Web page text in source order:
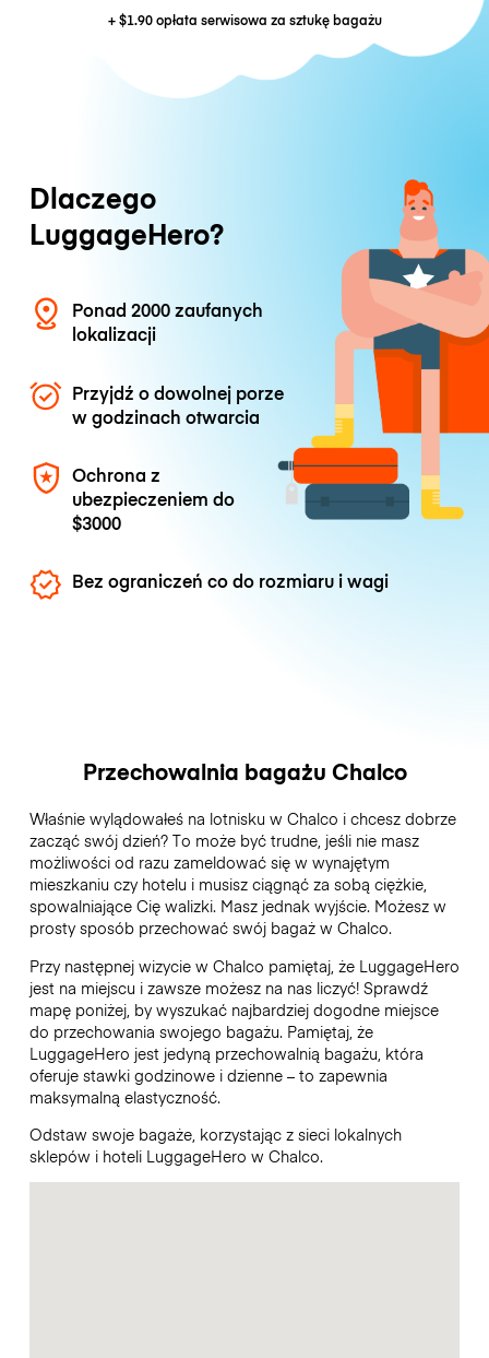
+$1.90opłata serwisowa za sztukę bagażu
Dlaczego
LuggageHero?
Ponad 2000 zaufanych
lokalizacji
Przyjdź o dowolnej porze
w godzinach otwarcia
Ochrona z
ubezpieczeniem do
$3000
Bez ograniczeń co do rozmiaru i wagi
Przechowalnia bagażu Chalco
Właśnie wylądowałeś na lotnisku w Chalco i chcesz dobrze
zacząć swój dzień? To może być trudne, jeśli nie masz
możliwości od razu zameldować się w wynajętym
mieszkaniu czy hotelu i musisz ciągnąć za sobą ciężkie,
spowalniające Cię walizki. Masz jednak wyjście. Możesz w
prosty sposób przechować swój bagaż w Chalco.
Przy następnej wizycie w Chalco pamiętaj, że LuggageHero
jest na miejscu i zawsze możesz na nas liczyć! Sprawdź
mapę poniżej, by wyszukać najbardziej dogodne miejsce
do przechowania swojego bagażu. Pamiętaj, że
LuggageHero jest jedyną przechowalnią bagażu, która
oferuje stawki godzinowe i dzienne – to zapewnia
maksymalną elastyczność.
Odstaw swoje bagaże, korzystając z sieci lokalnych
sklepów i hoteli LuggageHero w Chalco.